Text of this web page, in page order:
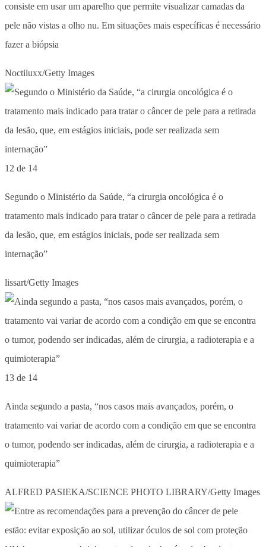
consiste em usar um aparelho que permite visualizar camadas da
pele não vistas a olho nu. Em situações mais específicas é necessário
fazer a biópsia
Noctiluxx/Getty Images
12 de 14
Segundo o Ministério da Saúde, “a cirurgia oncológica é o
tratamento mais indicado para tratar o câncer de pele para a retirada
da lesão, que, em estágios iniciais, pode ser realizada sem
internação”
lissart/Getty Images
13 de 14
Ainda segundo a pasta, “nos casos mais avançados, porém, o
tratamento vai variar de acordo com a condição em que se encontra
o tumor, podendo ser indicadas, além de cirurgia, a radioterapia e a
quimioterapia”
ALFRED PASIEKA/SCIENCE PHOTO LIBRARY/Getty Images